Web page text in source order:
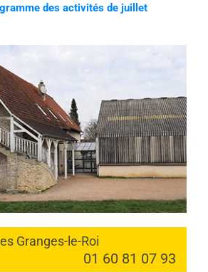
des activités de juillet
Granges-le-Roi
01 60 81 07 93